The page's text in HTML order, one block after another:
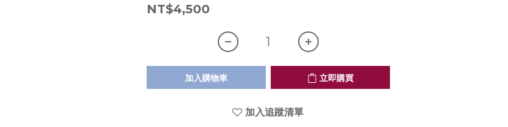
NT$4,500
加入購物車 立即購買
加入追蹤清單